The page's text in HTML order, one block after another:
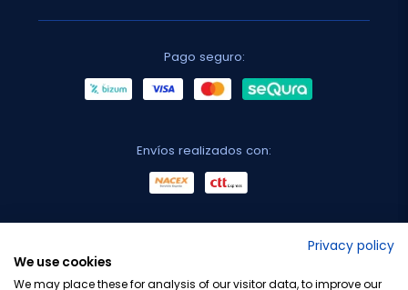
Pago seguro:
Envíos realizados con:
Privacy policy
We use cookies
We may place these for analysis of our visitor data, to improve our